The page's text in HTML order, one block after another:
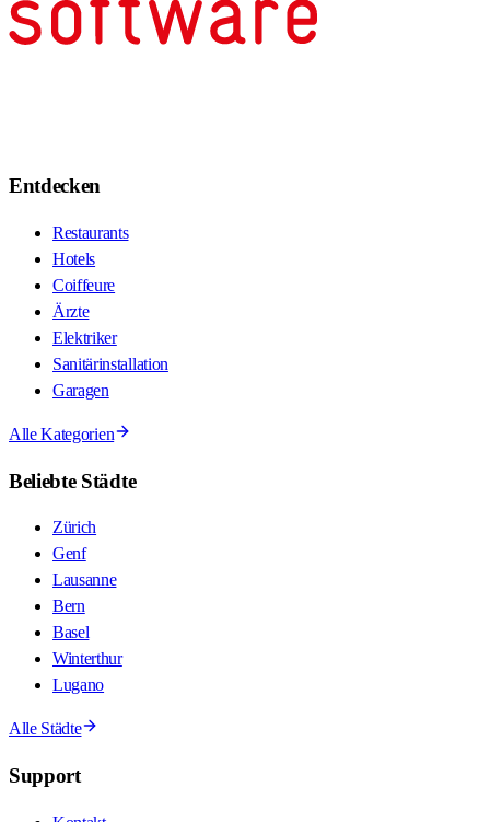
Entdecken
Restaurants
Hotels
Coiffeure
Ärzte
Elektriker
Sanitärinstallation
Garagen
Alle Kategorien
Beliebte Städte
Zürich
Genf
Lausanne
Bern
Basel
Winterthur
Lugano
Alle Städte
Support